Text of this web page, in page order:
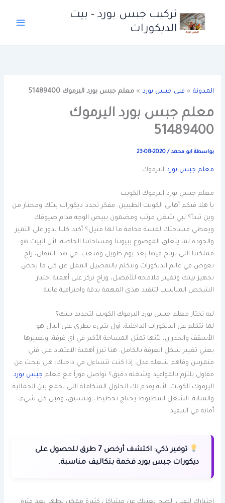
المحتوى
تركيب جبس بورد - بيت
الديكورات
المدونة » فني جبس بورد »معلم جبس بورد اليرموك 51489400
معلم جبس بورد اليرموك
51489400
بواسطة ابو محمد/
2020-08-23
معلم جبس بورد اليرموك
معلم جبس بورد اليرموك الكويت
يا هلا فيكم أهالي الكويت الطيبين. مفكر تجدد ديكورات بيتك ومحتار من
وين تبدأ؟ تبي شغل مرتب ومضمون يبيض الوجه قدام ضيوفك
ويعطي مساحتك لمسة فخامة ما لها مثيل؟ أكيد كلنا ندور على التميز
والجودة لما يتعلق الموضوع ببيوتنا ومساحاتنا الخاصة، لأن البيت هو
مملكتنا اللي نرتاح فيها بعد يوم طويل ومتعب. في هذا المقال، راح
نغوص في عالم الديكورات ونتكلم بالتفصيل الممل عن كل ما يخص
تجهيز بيتك وتغيير ملامحه للأفضل، وراح نركز على أهمية اختيار
الشخص المناسب لتنفيذ هذي المهمة بدقة واحترافية عالية.
ليه تختار معلم جبس بورد اليرموك الكويت لتجديد بيتك؟
لما نتكلم عن الديكورات الداخلية، أول شيء يطري على البال هو
الأسقف والجدران، لأنها تمثل المساحة الأكبر في أي غرفة، وتغييرها
يعني تغيير شكل الغرفة بالكامل. هنا تبرز أهمية الاعتماد على فني
متمرس وفاهم شغله عدل. إذا كنت تتساءل في داخلك: هل تبحث عن
مقاول يلتزم بالمواعيد وشغله دقيق؟ تواصل فوراً مع معلم جبس بورد
اليرموك الكويت، لأنه يقدم لك الحلول المتكاملة اللي تجمع بين الجمالية
والمتانة. الشغل المظبوط يحتاج تخطيط، وتنسيق، وقبل كل شيء،
أمانة في التنفيذ.
توفير ذكي:
اكتشف أرخص 7 طرق للحصول على
ديكورات جبس بورد فخمة بتكاليف مناسبة.